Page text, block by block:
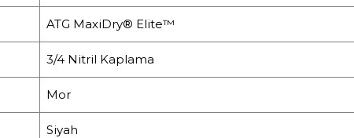
ATG MaxiDry® Elite™
3/4 Nitril Kaplama
Mor
Siyah